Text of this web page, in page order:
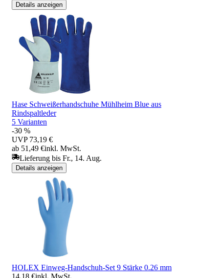
Details anzeigen
Hase Schweißerhandschuhe Mühlheim Blue aus
Rindspaltleder
5 Varianten
-30 %
UVP 73,19 €
ab 51,49 €inkl. MwSt.
Lieferung bis Fr., 14. Aug.
Details anzeigen
HOLEX Einweg-Handschuh-Set 9 Stärke 0.26 mm
14,18 €inkl. MwSt.